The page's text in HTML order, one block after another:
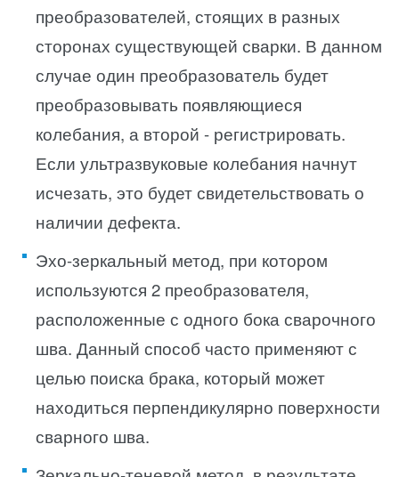
преобразователей, стоящих в разных
сторонах существующей сварки. В данном
случае один преобразователь будет
преобразовывать появляющиеся
колебания, а второй - регистрировать.
Если ультразвуковые колебания начнут
исчезать, это будет свидетельствовать о
наличии дефекта.
Эхо-зеркальный метод, при котором
используются 2 преобразователя,
расположенные с одного бока сварочного
шва. Данный способ часто применяют с
целью поиска брака, который может
находиться перпендикулярно поверхности
сварного шва.